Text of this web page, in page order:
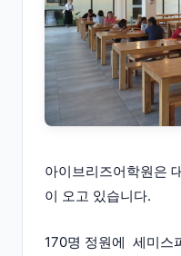
아이브리즈어학원은
이 오고 있습니다.
170명 정원에 세미스